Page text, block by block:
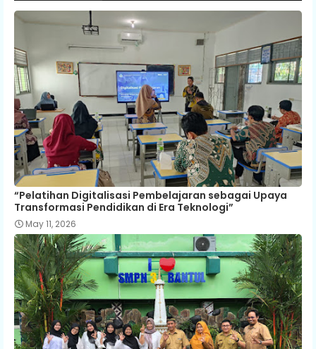
“Pelatihan Digitalisasi Pembelajaran sebagai Upaya
Transformasi Pendidikan di Era Teknologi”
May 11, 2026